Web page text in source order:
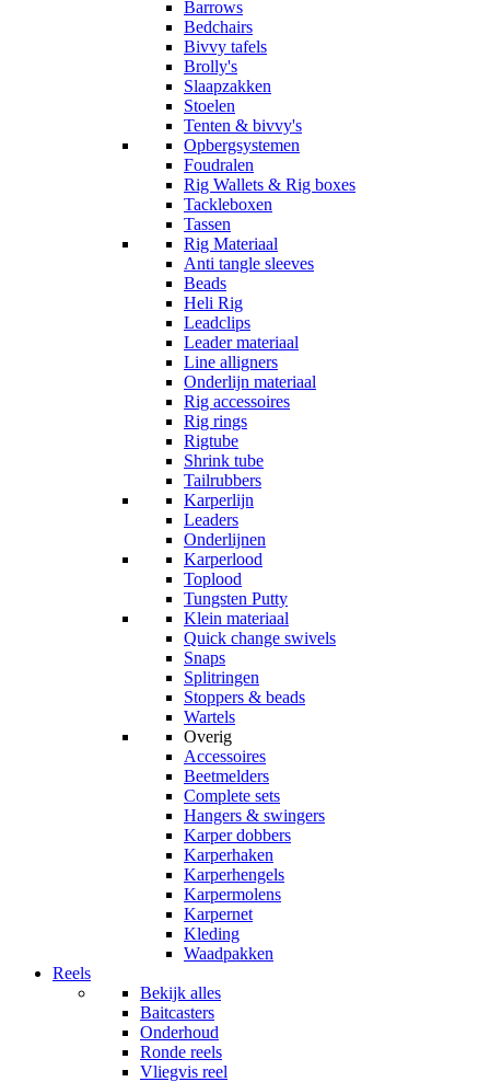
Barrows
Bedchairs
Bivvy tafels
Brolly's
Slaapzakken
Stoelen
Tenten & bivvy's
Opbergsystemen
Foudralen
Rig Wallets & Rig boxes
Tackleboxen
Tassen
Rig Materiaal
Anti tangle sleeves
Beads
Heli Rig
Leadclips
Leader materiaal
Line alligners
Onderlijn materiaal
Rig accessoires
Rig rings
Rigtube
Shrink tube
Tailrubbers
Karperlijn
Leaders
Onderlijnen
Karperlood
Toplood
Tungsten Putty
Klein materiaal
Quick change swivels
Snaps
Splitringen
Stoppers & beads
Wartels
Overig
Accessoires
Beetmelders
Complete sets
Hangers & swingers
Karper dobbers
Karperhaken
Karperhengels
Karpermolens
Karpernet
Kleding
Waadpakken
Reels
Bekijk alles
Baitcasters
Onderhoud
Ronde reels
Vliegvis reel